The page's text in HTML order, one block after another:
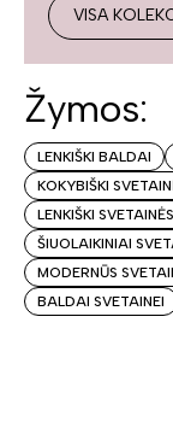
VISA
Žymos:
LENKIŠKI BALDAI
KOKYBIŠKI
LENKIŠKI
ŠIUOLAIKINIAI
MODERNŪS
BALDAI SVETAINEI